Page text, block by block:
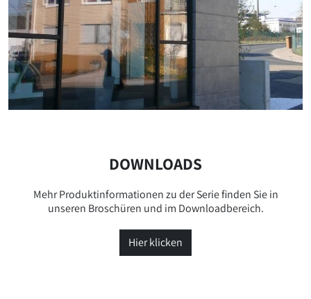
DOWNLOADS
Mehr Produktinformationen zu der Serie finden Sie in
unseren Broschüren und im Downloadbereich.
Hier klicken